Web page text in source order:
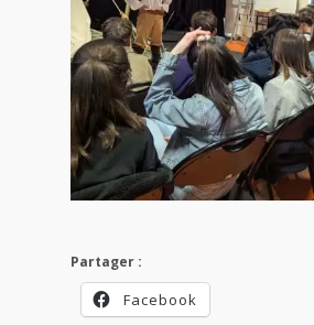
Partager :
Facebook